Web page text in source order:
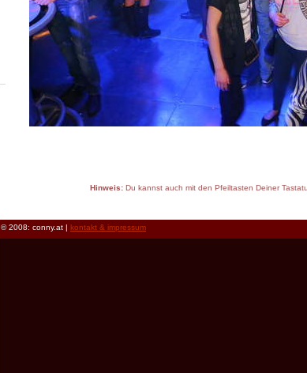
Hinweis:Du kannst auch mit den Pfeiltasten Deiner
© 2008: conny.at | kontakt & impressum